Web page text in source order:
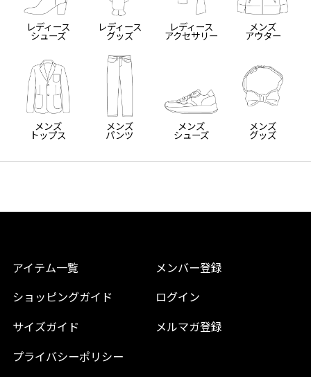
レディース
シューズ
レディース
グッズ
レディース
アクセサリー
メンズ
アウター
メンズ
トップス
メンズ
パンツ
メンズ
シューズ
メンズ
グッズ
アイテム一覧
ショッピングガイド
サイズガイド
プライバシーポリシー
メンバー登録
ログイン
メルマガ登録